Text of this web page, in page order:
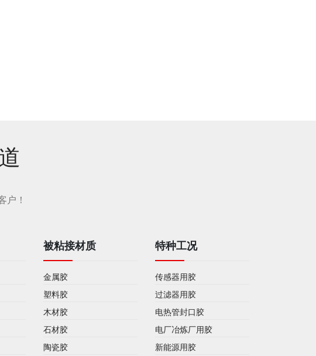
户！
被粘接材质
金属胶
塑料胶
木材胶
石材胶
陶瓷胶
特种工况
传感器用胶
过滤器用胶
电热管封口胶
电厂冶炼厂用胶
新能源用胶